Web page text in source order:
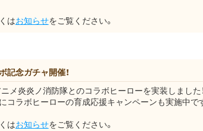
はお知らせをご覧ください。
記念ガチャ開催！
メ炎炎ノ消防隊とのコラボヒーローを実装しました
コラボヒーローの育成応援キャンペーンも実施中で
はお知らせをご覧ください。